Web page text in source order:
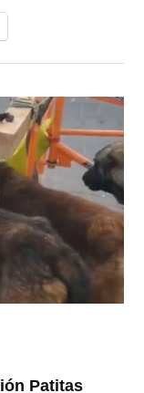
Patitas